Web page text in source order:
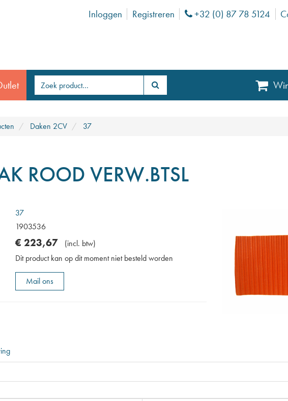
Inloggen Registreren Phone
+32 (0) 87 78 5124
Daken 2CV 37
ROOD VERW.BTSL
37
1903536
€ 223,67 (incl. btw)
Dit product kan op dit moment niet besteld worden
Mail ons